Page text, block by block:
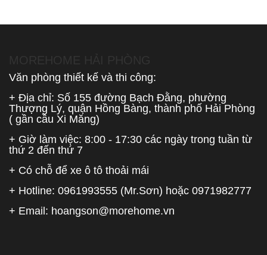
Văn phòng thiết kế và thi công:
+ Địa chỉ: Số 155 đường Bạch Đằng, phường
Thượng Lý, quận Hồng Bàng, thành phố Hải Phòng
( gần cầu Xi Măng)
+ Giờ làm việc: 8:00 - 17:30 các ngày trong tuần từ
thứ 2 đến thứ 7
+ Có chỗ để xe ô tô thoải mái
+ Hotline: 0961993555 (Mr.Sơn) hoặc 0971982777
+ Email: hoangson@morehome.vn